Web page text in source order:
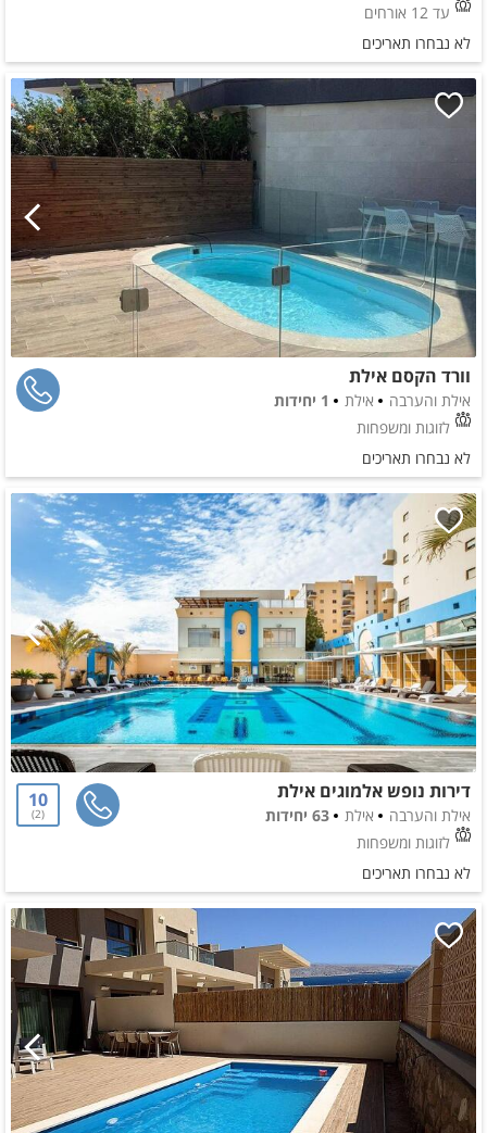
עד 12 אורחים
לא נבחרו תאריכים
וורד הקסם אילת
אילת והערבה אילת
1 יחידות
לזוגות ומשפחות
לא נבחרו תאריכים
דירות נופש אלמוגים אילת
אילת והערבה אילת
63 יחידות
לזוגות ומשפחות
10
2
לא נבחרו תאריכים